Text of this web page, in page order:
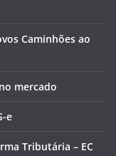
Caminhões ao
mercado
e
Tributária – EC